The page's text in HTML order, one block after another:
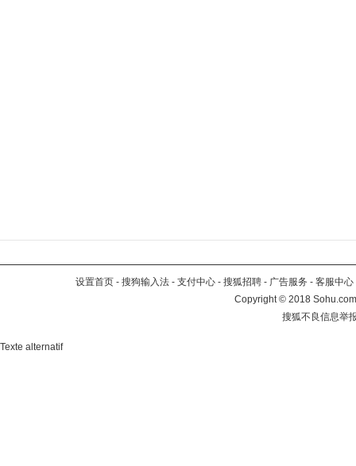
设置首页 - 搜狗输入法 - 支付中心 - 搜狐招聘 - 广告服务 - 客服中心
Copyright©2018
搜狐不良信息举
Texte alternatif